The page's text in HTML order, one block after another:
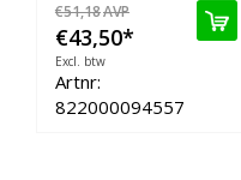
€51,18AVP
€43,50*
Excl. btw
Artnr:
822000094557